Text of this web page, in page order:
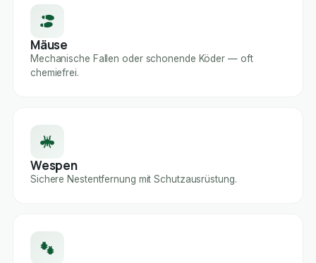
Mäuse
Mechanische Fallen oder schonende Köder — oft
chemiefrei.
Wespen
Sichere Nestentfernung mit Schutzausrüstung.